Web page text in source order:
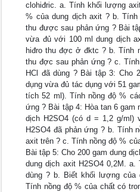
clohiđric. a. Tính khối lượng
% của dung dịch axit ? b.
thu được sau phản ứng ? Bài
vừa đủ với 100 ml dung dịch
hiđro thu đợc ở đktc ? b. Tính
thu đợc sau phản ứng ? c.
HCl đã dùng ? Bài tập 3: Cho
dụng vừa đủ tác dụng với 51
tích 52 ml). Tính nồng độ %
ứng ? Bài tập 4: Hòa tan 6 gam
dịch H2SO4 (có d = 1,2 g/
H2SO4 đã phản ứng ? b. Tính
axit trên ? c. Tính nồng độ %
Bài tập 5: Cho 200 gam dung
dung dịch axit H2SO4 0,2M.
dùng ? b. Biết khối lượng của
Tính nồng độ % của chất có